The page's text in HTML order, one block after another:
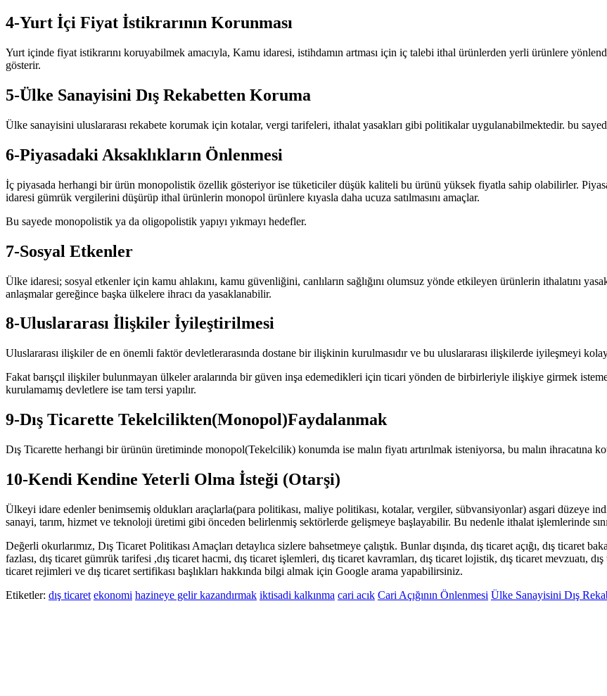
4-Yurt İçi Fiyat İstikrarının Korunması
Yurt içinde fiyat istikrarını koruyabilmek amacıyla, Kamu idaresi, istihdamın artması için iç talebi ithal ürünlerden yerli ürünlere
gösterir.
5-Ülke Sanayisini Dış Rekabetten Koruma
Ülke sanayisini uluslararası rekabete korumak için kotalar, vergi tarifeleri, ithalat yasakları gibi politikalar uygulanabilmektedir. bu
6-Piyasadaki Aksaklıkların Önlenmesi
İç piyasada herhangi bir ürün monopolistik özellik gösteriyor ise tüketiciler düşük kaliteli bu ürünü yüksek fiyatla sahip olabilirler.
idaresi gümrük vergilerini düşürüp ithal ürünlerin monopol ürünlere kıyasla daha ucuza satılmasını amaçlar.
Bu sayede monopolistik ya da oligopolistik yapıyı yıkmayı hedefler.
7-Sosyal Etkenler
Ülke idaresi; sosyal etkenler için kamu ahlakını, kamu güvenliğini, canlıların sağlığını olumsuz yönde etkileyen ürünlerin ithalatını
anlaşmalar gereğince başka ülkelere ihracı da yasaklanabilir.
8-Uluslararası İlişkiler İyileştirilmesi
Uluslararası ilişkiler de en önemli faktör devletlerarasında dostane bir ilişkinin kurulmasıdır ve bu uluslararası ilişkilerde iyileşmeyi
Fakat barışçıl ilişkiler bulunmayan ülkeler aralarında bir güven inşa edemedikleri için ticari yönden de birbirleriyle ilişkiye girmek
kurulamamış devletlere ise tam tersi yapılır.
9-Dış Ticarette Tekelcilikten(Monopol)Faydalanmak
Dış Ticarette herhangi bir ürünün üretiminde monopol(Tekelcilik) konumda ise malın fiyatı artırılmak isteniyorsa, bu malın ihracatına
10-Kendi Kendine Yeterli Olma İsteği (Otarşi)
Ülkeyi idare edenler benimsemiş oldukları araçlarla(para politikası, maliye politikası, kotalar, vergiler, sübvansiyonlar) asgari düzeye
sanayi, tarım, hizmet ve teknoloji üretimi gibi önceden belirlenmiş sektörlerde gelişmeye başlayabilir. Bu nedenle ithalat işlemlerinde
Değerli okurlarımız, Dış Ticaret Politikası Amaçları detaylıca sizlere bahsetmeye çalıştık. Bunlar dışında, dış ticaret açığı, dış ticaret
fazlası, dış ticaret gümrük tarifesi ,dış ticaret hacmi, dış ticaret işlemleri, dış ticaret kavramları, dış ticaret lojistik, dış ticaret mevzuatı,
ticaret rejimleri ve dış ticaret sertifikası başlıkları hakkında bilgi almak için Google arama yapabilirsiniz.
Etiketler: dış ticaret ekonomi hazineye gelir kazandırmak iktisadi kalkınma cari acık Cari Açığının Önlenmesi Ülke Sanayisini Dış